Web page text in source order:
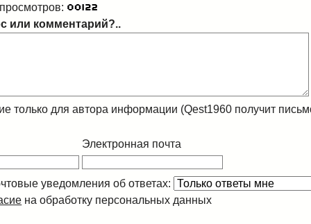
или комментарий?..
только для автора информации (Qest1960 получит
Электронная почта
уведомления об ответах:
на обработку персональных данных